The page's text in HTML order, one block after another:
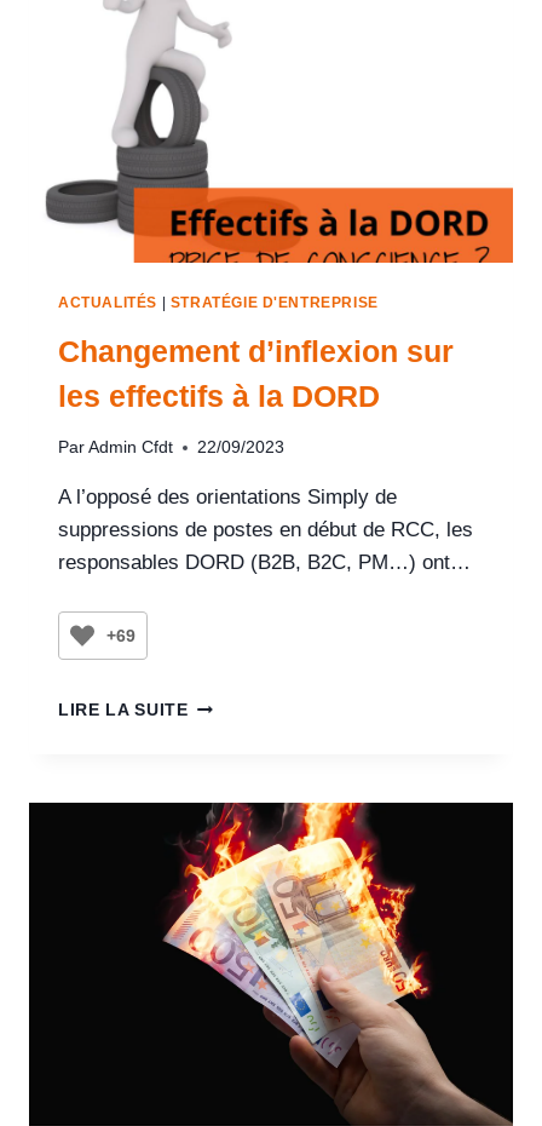
ACTUALITÉS | STRATÉGIE D'ENTREPRISE
Changement d’inflexion sur
les effectifs à la DORD
Par Admin Cfdt 22/09/2023
A l’opposé des orientations Simply de
suppressions de postes en début de RCC, les
responsables DORD (B2B, B2C, PM…) ont…
+69
LIRE LA SUITE